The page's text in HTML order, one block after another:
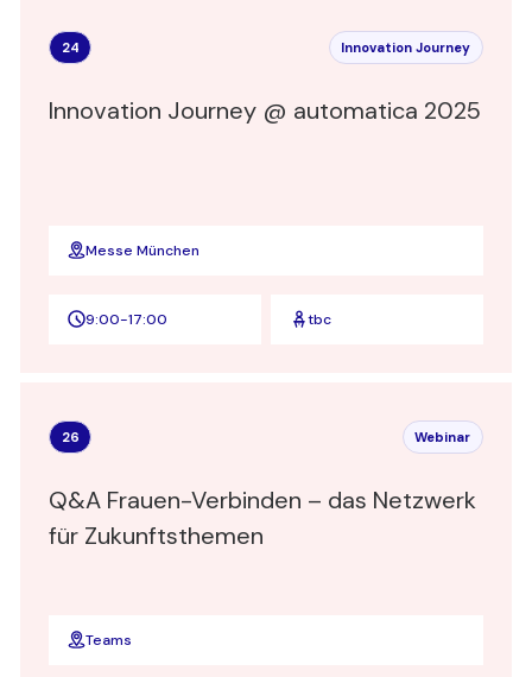
24 Innovation Journey
Innovation Journey @ automatica 2025
Messe München
9:00-17:00 tbc
26 Webinar
Q&A Frauen-Verbinden – das Netzwerk
für Zukunftsthemen
Teams